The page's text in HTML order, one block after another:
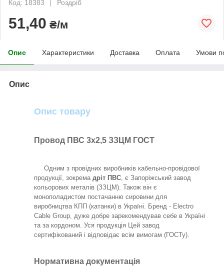
Код: 18383
Роздріб
51,40 ₴/м
Опис Характеристики Доставка Оплата Умови
Опис
Опис товару
Провод ПВС 3х2,5 ЗЗЦМ ГОСТ
Одним з провідних виробників кабельно-провідової
продукції, зокрема дріт ПВС , є Запоріжський завод
кольорових металів (ЗЗЦМ). Також він є
монополадистом постачанню сировини для
виробництва КПП (катанки) в Україні. Бренд - Electro
Cable Group, дуже добре зарекомендував себе в Україні
та за кордоном. Уся продукція Цей завод
сертифікований і відповідає всім вимогам (ГОСТу).
Нормативна документація